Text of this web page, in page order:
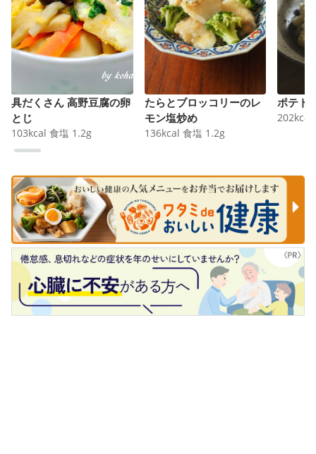
具だくさん 高野豆腐の卵
とじ
103kcal 食塩 1.2g
たらとブロッコリーのレ
モン塩炒め
136kcal 食塩 1.2g
ポテト
202kcal